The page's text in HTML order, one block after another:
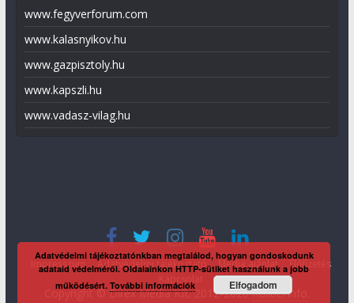
www.fegyverforum.com
www.kalasnyikov.hu
www.gazpisztoly.hu
www.kapszli.hu
www.vadasz-vilag.hu
Impresszum Adatvédelmi tájékoztató Média ajánlat
Előfizetés
Copyright © Direx Média Kft. 2012-2026KaliberInfo
Adatvédelmi tájékoztatónkban megtalálod, hogyan gondoskodunk
adataid védelméről. Oldalainkon HTTP-sütiket használunk a jobb
működésért.További információk Elfogadom